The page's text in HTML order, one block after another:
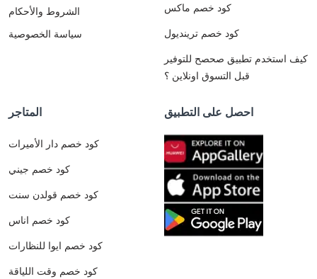
الشروط والأحكام
سياسة الخصوصية
كود خصم ماكس
كود خصم ترينديول
كيف استخدم تطبيق صحصح للتوفير
قبل التسوق اونلاين ؟
المتاجر
كود خصم دار الأميرات
كود خصم جيني
كود خصم قولدن سنت
كود خصم اناس
كود خصم ايوا للنظارات
كود خصم وقت اللياقة
احصل على التطبيق